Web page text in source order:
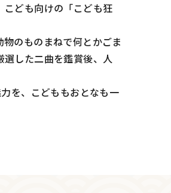
ども向けの「こども狂
のものまねで何とかごま
した二曲を鑑賞後、人
を、こどももおとなも一